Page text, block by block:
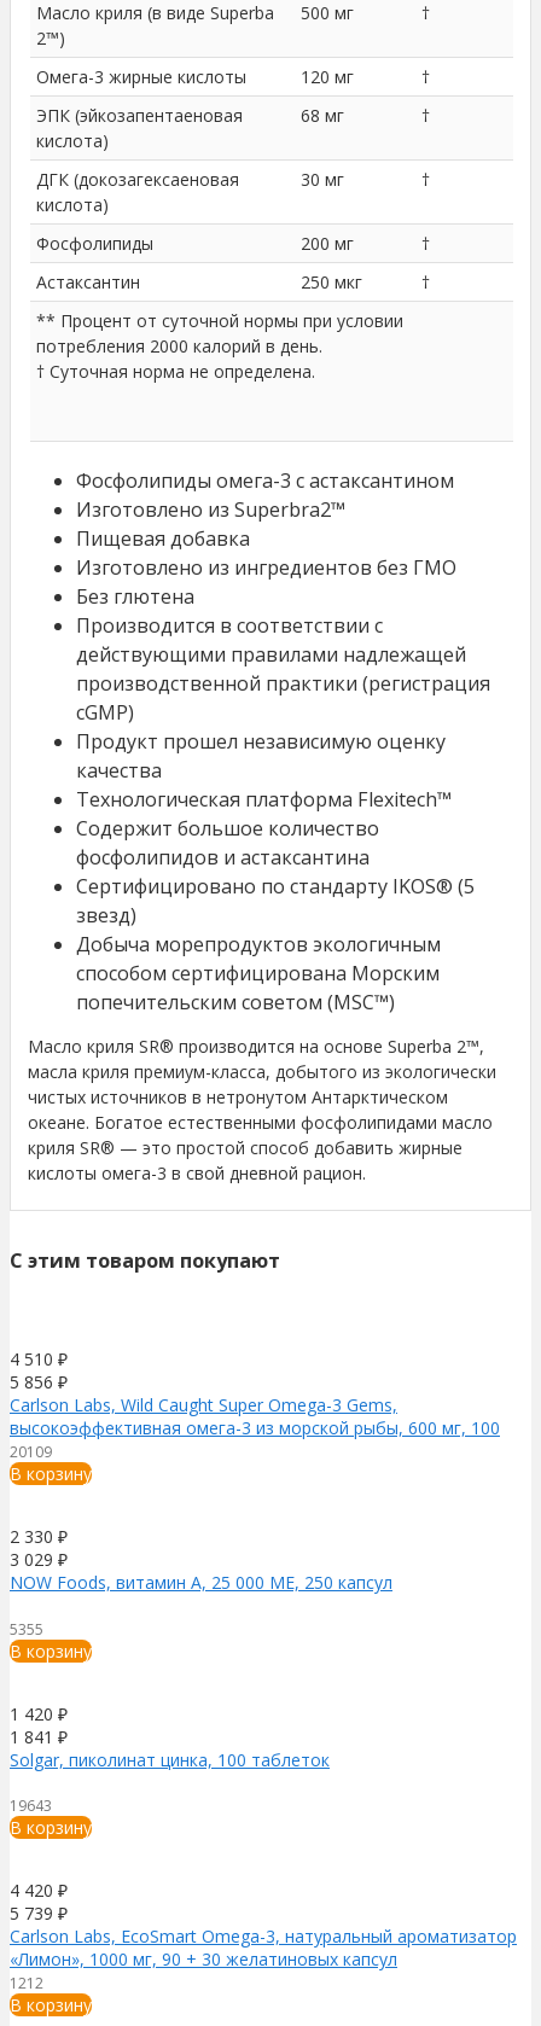
Масло криля (в виде Superba
2™)
500 мг †
Омега-3 жирные кислоты 120 мг
†
ЭПК (эйкозапентаеновая
кислота)
68 мг †
ДГК (докозагексаеновая
кислота)
30 мг †
Фосфолипиды 200 мг
†
Астаксантин
250 мкг
†
** Процент от суточной нормы при условии
потребления 2000 калорий в день.
† Суточная норма не определена.
Фосфолипиды омега-3 с астаксантином
Изготовлено из Superbra2™
Пищевая добавка
Изготовлено из ингредиентов без ГМО
Без глютена
Производится в соответствии с
действующими правилами надлежащей
производственной практики (регистрация
cGMP)
Продукт прошел независимую оценку
качества
Технологическая платформа Flexitech™
Содержит большое количество
фосфолипидов и астаксантина
Сертифицировано по стандарту IKOS® (5
звезд)
Добыча морепродуктов экологичным
способом сертифицирована Морским
попечительским советом (MSC™)
Масло криля SR® производится на основе Superba 2™,
масла криля премиум-класса, добытого из экологически
чистых источников в нетронутом Антарктическом
океане. Богатое естественными фосфолипидами масло
криля SR® — это простой способ добавить жирные
кислоты омега-3 в свой дневной рацион.
C этим товаром покупают
4 510 ₽
5 856 ₽
Carlson Labs, Wild Caught Super Omega-3 Gems,
высокоэффективная омега-3 из морской рыбы, 600 мг, 100
плюс 30 капсул
20109
В корзину
2 330 ₽
3 029 ₽
NOW Foods, витамин A, 25 000 МЕ, 250 капсул
5355
В корзину
1 420 ₽
1 841 ₽
Solgar, пиколинат цинка, 100 таблеток
19643
В корзину
4 420 ₽
5 739 ₽
Carlson Labs, EcoSmart Omega-3, натуральный ароматизатор
«Лимон», 1000 мг, 90 + 30 желатиновых капсул
1212
В корзину